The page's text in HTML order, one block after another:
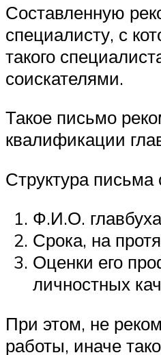
Составленную
специалисту, с
такого
соискателями.
Такое письмо
квалификации
Структура письма
Ф.И.О.
Срока, на
Оценки его
личностных
При этом, не
работы, иначе